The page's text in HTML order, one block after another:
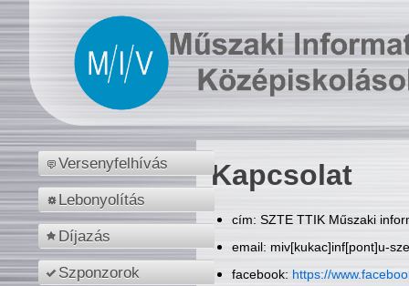
Versenyfelhívás
Lebonyolítás
Díjazás
Szponzorok
Kapcsolat
cím: SZTE TTIK Műszaki
email: miv[kukac]inf[pont]u-
facebook: https://